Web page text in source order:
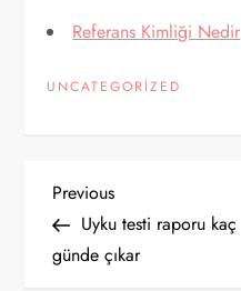
Referans Kimliği Nedir
UNCATEGORIZED
Y
a
Previous
Post
Previous
Uyku testi raporu kaç
günde çıkar